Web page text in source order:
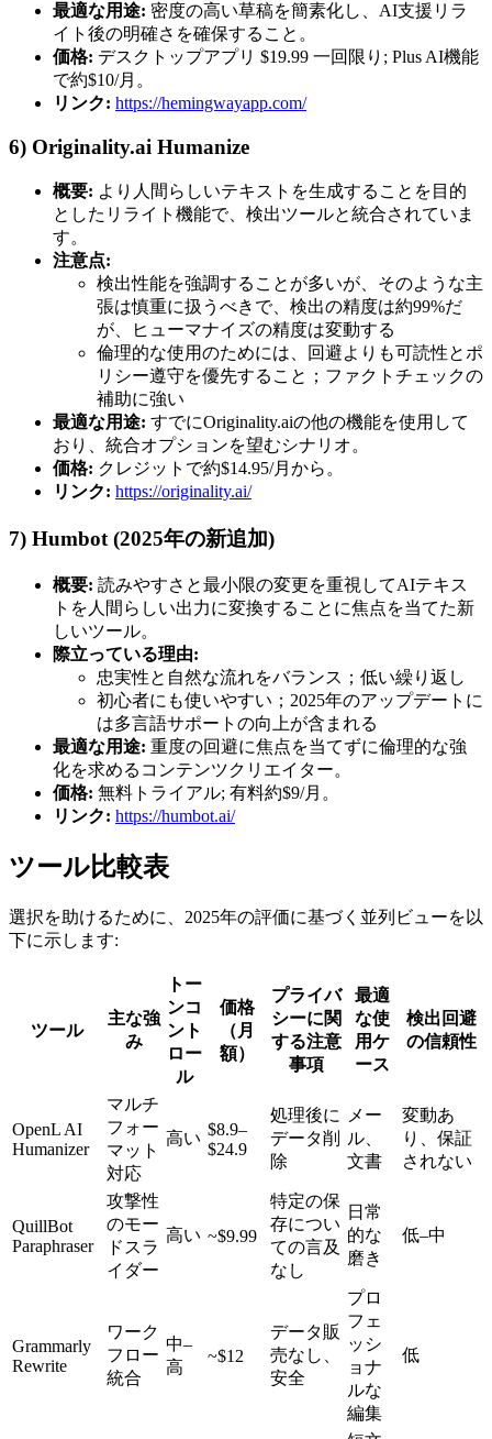
最適な用途: 密度の高い草稿を簡素化し、AI支援リラ
イト後の明確さを確保すること。
価格: デスクトップアプリ $19.99 一回限り; Plus AI機能
で約$10/月。
リンク: https://hemingwayapp.com/
6) Originality.ai Humanize
概要: より人間らしいテキストを生成することを目的
としたリライト機能で、検出ツールと統合されていま
す。
注意点:
検出性能を強調することが多いが、そのような主
張は慎重に扱うべきで、検出の精度は約99%だ
が、ヒューマナイズの精度は変動する
倫理的な使用のためには、回避よりも可読性とポ
リシー遵守を優先すること；ファクトチェックの
補助に強い
最適な用途: すでにOriginality.aiの他の機能を使用して
おり、統合オプションを望むシナリオ。
価格: クレジットで約$14.95/月から。
リンク: https://originality.ai/
7) Humbot (2025年の新追加)
概要: 読みやすさと最小限の変更を重視してAIテキス
トを人間らしい出力に変換することに焦点を当てた新
しいツール。
際立っている理由:
忠実性と自然な流れをバランス；低い繰り返し
初心者にも使いやすい；2025年のアップデートに
は多言語サポートの向上が含まれる
最適な用途: 重度の回避に焦点を当てずに倫理的な強
化を求めるコンテンツクリエイター。
価格: 無料トライアル; 有料約$9/月。
リンク: https://humbot.ai/
ツール比較表
選択を助けるために、2025年の評価に基づく並列ビューを以
下に示します:
ツール
主な強
み
トー
ンコ
ント
ロー
ル
価格
（月
額）
プライバ
シーに関
する注意
事項
最適
な使
用ケ
ース
検出回避
の信頼性
OpenL AI
Humanizer
マルチ
フォー
マット
対応
高い $8.9–
$24.9
処理後に
データ削
除
メー
ル、
文書
変動あ
り、保証
されない
QuillBot
Paraphraser
攻撃性
のモー
ドスラ
イダー
高い ~$9.99
特定の保
存につい
ての言及
なし
日常
的な
磨き
低–中
Grammarly
Rewrite
ワーク
フロー
統合
中–
高
~$12
データ販
売なし、
安全
プロ
フェ
ッシ
ョナ
ルな
編集
低